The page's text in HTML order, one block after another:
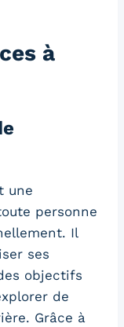
à
une
personne
Il
ses
objectifs
de
Grâce à